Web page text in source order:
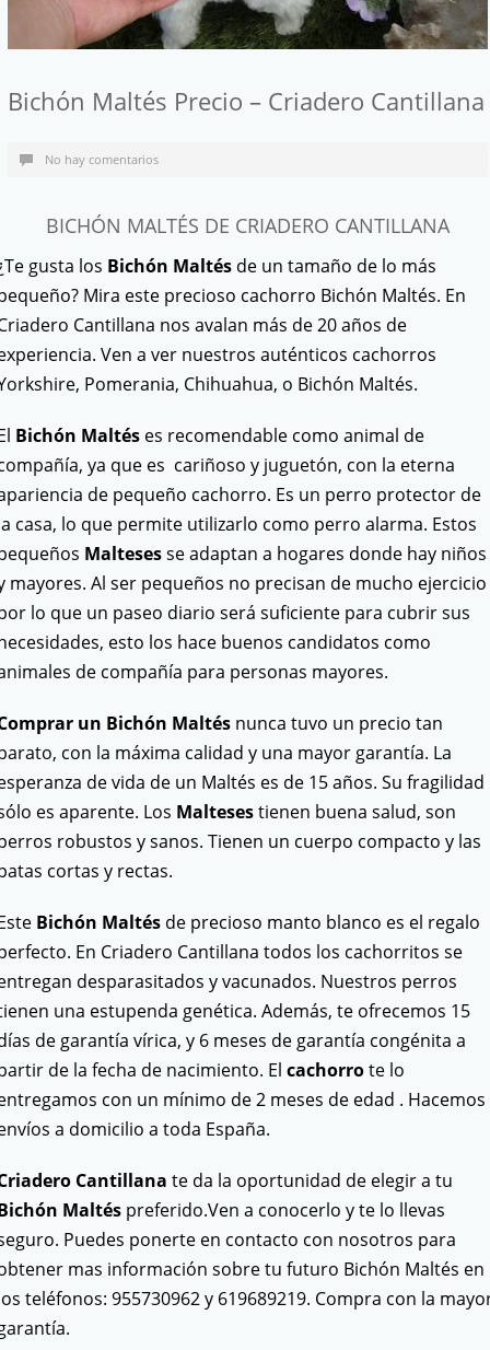
Bichón Maltés Precio – Criadero Cantillana
No hay comentarios
BICHÓN MALTÉS DE CRIADERO CANTILLANA
gusta los Bichón Maltésde un tamaño de lo más
Mira este precioso cachorro Bichón Maltés. En
Cantillana nos avalan más de 20 años de
Ven a ver nuestros auténticos cachorros
Pomerania, Chihuahua, o Bichón Maltés.
Bichón Maltéses recomendable como animal de
ya que es cariñoso y juguetón, con la eterna
de pequeño cachorro. Es un perro protector de
casa, lo que permite utilizarlo como perro alarma. Estos
Maltesesse adaptan a hogares donde hay niños
mayores. Al ser pequeños no precisan de mucho ejercicio
lo que un paseo diario será suficiente para cubrir sus
esto los hace buenos candidatos como
de compañía para personas mayores.
un Bichón Maltésnunca tuvo un precio tan
con la máxima calidad y una mayor garantía. La
de vida de un Maltés es de 15 años. Su fragilidad
es aparente. Los Maltesestienen buena salud, son
robustos y sanos. Tienen un cuerpo compacto y las
cortas y rectas.
Bichón Maltésde precioso manto blanco es el regalo
En Criadero Cantillana todos los cachorritos se
desparasitados y vacunados. Nuestros perros
una estupenda genética. Además, te ofrecemos 15
de garantía vírica, y 6 meses de garantía congénita a
de la fecha de nacimiento. El cachorrote lo
con un mínimo de 2 meses de edad . Hacemos
a domicilio a toda España.
Cantillana te da la oportunidad de elegir a tu
Maltéspreferido.Ven a conocerlo y te lo llevas
Puedes ponerte en contacto con nosotros para
mas información sobre tu futuro Bichón Maltés en
teléfonos: 955730962 y 619689219. Compra con la